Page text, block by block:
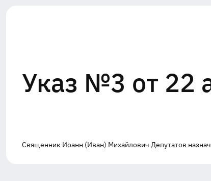
Указ №3 от 22
Священник Иоанн (Иван) Михайлович Депутатов